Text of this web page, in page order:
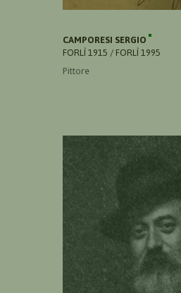
CAMPORESI SERGIO
FORLÌ 1915 / FORLÌ 1995
Pittore